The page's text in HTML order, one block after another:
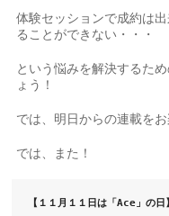
体験セッションで成約は
ることができない・・・
という悩みを解決するた
ょう！
では、明日からの連載をお
では、また！
【１１月１１日は「Ace」の日】